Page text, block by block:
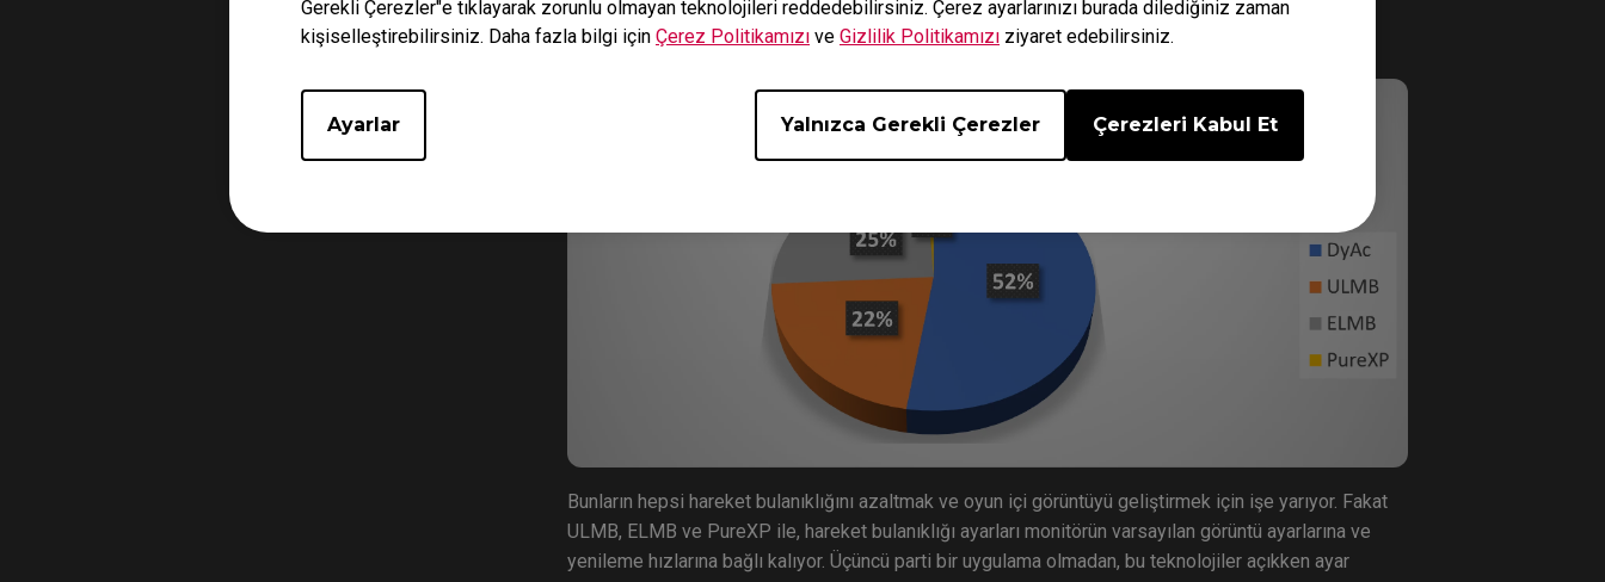
Gerekli Çerezler"e tıklayarak zorunlu olmayan teknolojileri reddedebilirsiniz. Çerez ayarlarınızı burada dilediğiniz zaman
kişiselleştirebilirsiniz. Daha fazla bilgi için Çerez Politikamızı ve Gizlilik Politikamızı ziyaret edebilirsiniz.
Ayarlar Yalnızca Gerekli Çerezler Çerezleri Kabul Et
Bunların hepsi hareket bulanıklığını azaltmak ve oyun içi görüntüyü geliştirmek için işe yarıyor. Fakat
ULMB, ELMB ve PureXP ile, hareket bulanıklığı ayarları monitörün varsayılan görüntü ayarlarına ve
yenileme hızlarına bağlı kalıyor. Üçüncü parti bir uygulama olmadan, bu teknolojiler açıkken ayar